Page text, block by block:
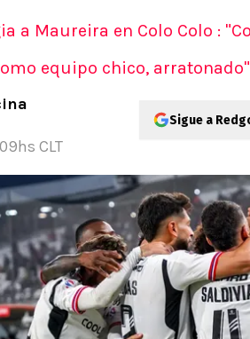
a Maureira en Colo Colo :
equipo chico,
CLT
Sigue a